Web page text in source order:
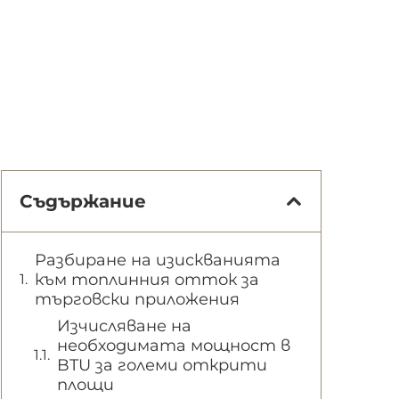
Съдържание
Разбиране на изискванията
към топлинния отток за
търговски приложения
Изчисляване на
необходимата мощност в
BTU за големи открити
площи